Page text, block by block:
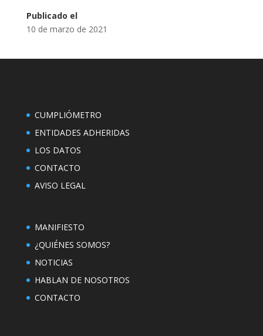
Publicado el
10 de marzo de 2021
CUMPLIÓMETRO
ENTIDADES ADHERIDAS
LOS DATOS
CONTACTO
AVISO LEGAL
MANIFIESTO
¿QUIÉNES SOMOS?
NOTICIAS
HABLAN DE NOSOTROS
CONTACTO